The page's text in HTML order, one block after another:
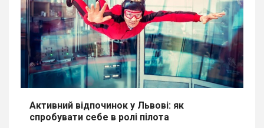
Активний відпочинок у Львові: як
спробувати себе в ролі пілота